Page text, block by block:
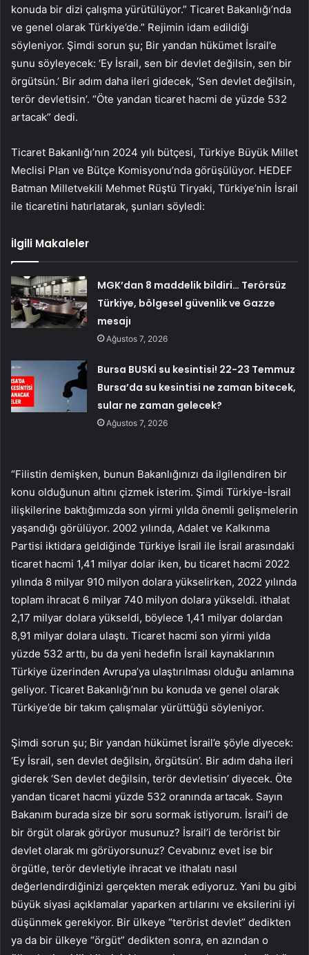
konuda bir dizi çalışma yürütülüyor.” Ticaret Bakanlığı’nda
ve genel olarak Türkiye’de.” Rejimin idam edildiği
söyleniyor. Şimdi sorun şu; Bir yandan hükümet İsrail’e
şunu söyleyecek: ‘Ey İsrail, sen bir devlet değilsin, sen bir
örgütsün.’ Bir adım daha ileri gidecek, ‘Sen devlet değilsin,
terör devletisin’. “Öte yandan ticaret hacmi de yüzde 532
artacak” dedi.
Ticaret Bakanlığı’nın 2024 yılı bütçesi, Türkiye Büyük Millet
Meclisi Plan ve Bütçe Komisyonu’nda görüşülüyor. HEDEF
Batman Milletvekili Mehmet Rüştü Tiryaki, Türkiye’nin İsrail
ile ticaretini hatırlatarak, şunları söyledi:
İlgili Makaleler
MGK’dan 8 maddelik bildiri… Terörsüz
Türkiye, bölgesel güvenlik ve Gazze
mesajı
Ağustos 7, 2026
Bursa BUSKİ su kesintisi! 22-23 Temmuz
Bursa’da su kesintisi ne zaman bitecek,
sular ne zaman gelecek?
Ağustos 7, 2026
“Filistin demişken, bunun Bakanlığınızı da ilgilendiren bir
konu olduğunun altını çizmek isterim. Şimdi Türkiye-İsrail
ilişkilerine baktığımızda son yirmi yılda önemli gelişmelerin
yaşandığı görülüyor. 2002 yılında, Adalet ve Kalkınma
Partisi iktidara geldiğinde Türkiye İsrail ile İsrail arasındaki
ticaret hacmi 1,41 milyar dolar iken, bu ticaret hacmi 2022
yılında 8 milyar 910 milyon dolara yükselirken, 2022 yılında
toplam ihracat 6 milyar 740 milyon dolara yükseldi. ithalat
2,17 milyar dolara yükseldi, böylece 1,41 milyar dolardan
8,91 milyar dolara ulaştı. Ticaret hacmi son yirmi yılda
yüzde 532 arttı, bu da yeni hedefin İsrail kaynaklarının
Türkiye üzerinden Avrupa’ya ulaştırılması olduğu anlamına
geliyor. Ticaret Bakanlığı’nın bu konuda ve genel olarak
Türkiye’de bir takım çalışmalar yürüttüğü söyleniyor.
Şimdi sorun şu; Bir yandan hükümet İsrail’e şöyle diyecek:
‘Ey İsrail, sen devlet değilsin, örgütsün’. Bir adım daha ileri
giderek ‘Sen devlet değilsin, terör devletisin’ diyecek. Öte
yandan ticaret hacmi yüzde 532 oranında artacak. Sayın
Bakanım burada size bir soru sormak istiyorum. İsrail’i de
bir örgüt olarak görüyor musunuz? İsrail’i de terörist bir
devlet olarak mı görüyorsunuz? Cevabınız evet ise bir
örgütle, terör devletiyle ihracat ve ithalatı nasıl
değerlendirdiğinizi gerçekten merak ediyoruz. Yani bu gibi
büyük siyasi açıklamalar yaparken artılarını ve eksilerini iyi
düşünmek gerekiyor. Bir ülkeye “terörist devlet” dedikten
ya da bir ülkeye “örgüt” dedikten sonra, en azından o